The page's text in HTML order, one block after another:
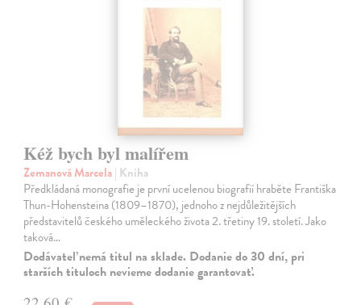
Kéž bych byl malířem
Zemanová Marcela| Kniha
Předkládaná monografie je první ucelenou biografií hraběte Františka
Thun-Hohensteina (1809–1870), jednoho z nejdůležitějších
představitelů českého uměleckého života 2. třetiny 19. století. Jako
taková…
Dodávateľ nemá titul na sklade. Dodanie do 30 dní, pri
starších tituloch nevieme dodanie garantovať.